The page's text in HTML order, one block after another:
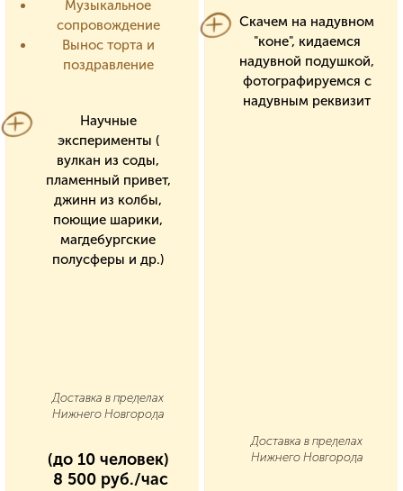
Музыкальное
сопровождение
Вынос торта и
поздравление
Научные
эксперименты (
вулкан из соды,
пламенный привет,
джинн из колбы,
поющие шарики,
магдебургские
полусферы и др.)
Доставка в пределах
Нижнего Новгорода
(до 10 человек)
8 500 руб./час
Скачем на надувном
"коне", кидаемся
надувной подушкой,
фотографируемся с
надувным реквизит
Доставка в пределах
Нижнего Новгорода